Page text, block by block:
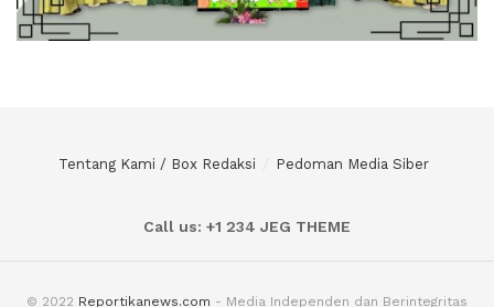
Tentang Kami / Box Redaksi Pedoman Media Siber
Call us: +1 234 JEG THEME
© 2022 Reportikanews.com - Media Independen dan Berintegritas